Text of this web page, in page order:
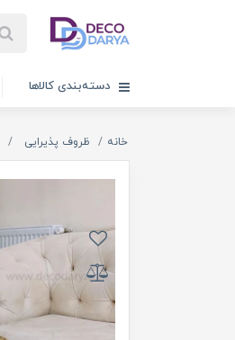
دسته‌بندی کالاها
خانه ظروف پذیرایی